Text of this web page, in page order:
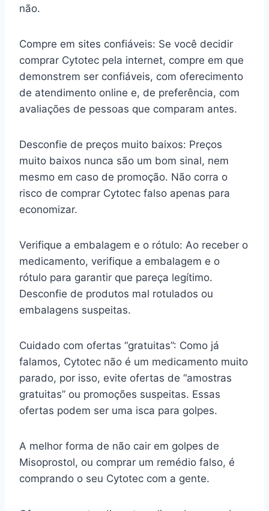
não.
Compre em sites confiáveis: Se você decidir
comprar Cytotec pela internet, compre em que
demonstrem ser confiáveis, com oferecimento
de atendimento online e, de preferência, com
avaliações de pessoas que comparam antes.
Desconfie de preços muito baixos: Preços
muito baixos nunca são um bom sinal, nem
mesmo em caso de promoção. Não corra o
risco de comprar Cytotec falso apenas para
economizar.
Verifique a embalagem e o rótulo: Ao receber o
medicamento, verifique a embalagem e o
rótulo para garantir que pareça legítimo.
Desconfie de produtos mal rotulados ou
embalagens suspeitas.
Cuidado com ofertas “gratuitas”: Como já
falamos, Cytotec não é um medicamento muito
parado, por isso, evite ofertas de “amostras
gratuitas” ou promoções suspeitas. Essas
ofertas podem ser uma isca para golpes.
A melhor forma de não cair em golpes de
Misoprostol, ou comprar um remédio falso, é
comprando o seu Cytotec com a gente.